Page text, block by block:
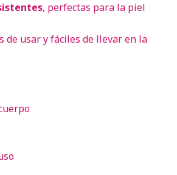
, perfectas para la piel
de usar y fáciles de llevar en la